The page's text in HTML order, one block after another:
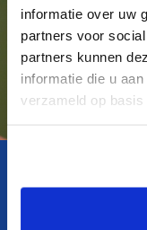
informatie over uw
partners voor
partners kunnen
informatie die u
verzameld op basis
Der Exit-